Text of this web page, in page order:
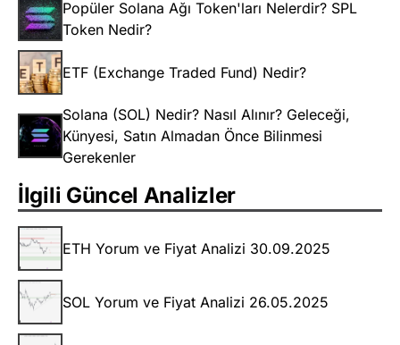
Popüler Solana Ağı Token'ları Nelerdir? SPL
Token Nedir?
ETF (Exchange Traded Fund) Nedir?
Solana (SOL) Nedir? Nasıl Alınır? Geleceği,
Künyesi, Satın Almadan Önce Bilinmesi
Gerekenler
İlgili Güncel Analizler
ETH Yorum ve Fiyat Analizi 30.09.2025
SOL Yorum ve Fiyat Analizi 26.05.2025